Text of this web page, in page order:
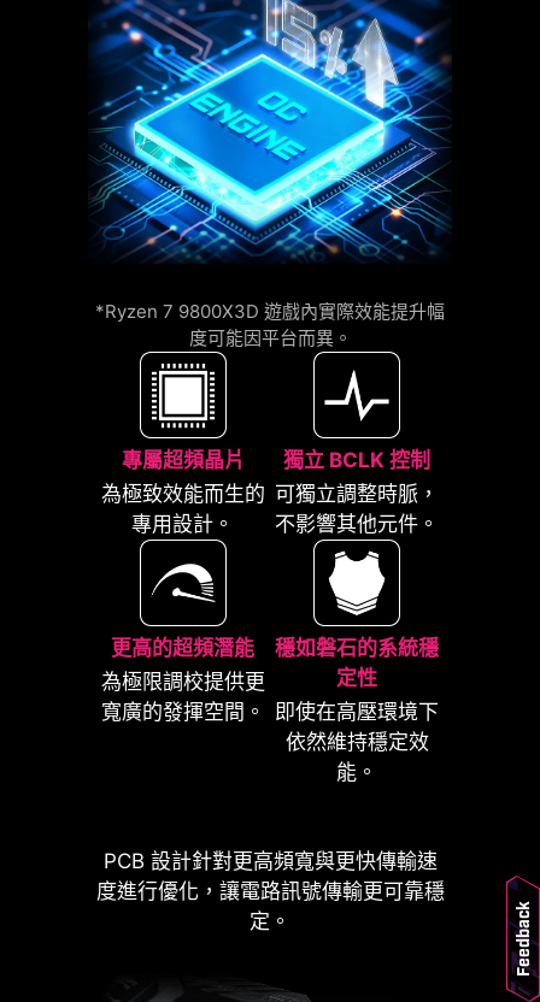
Feedback
*Ryzen 7 9800X3D 遊戲內實際效能提升幅
度可能因平台而異。
專屬超頻晶片
為極致效能而生的
專用設計。
獨立 BCLK 控制
可獨立調整時脈，
不影響其他元件。
更高的超頻潛能
為極限調校提供更
寬廣的發揮空間。
穩如磐石的系統穩
定性
即使在高壓環境下
依然維持穩定效
能。
PCB 設計針對更高頻寬與更快傳輸速
度進行優化，讓電路訊號傳輸更可靠穩
定。
更重要的是，Latency Killer 擁有高度相
容性，支援多種記憶體超頻功能，包括
Memory Try It!!、EXPO、A-XMP 以及
高效能模式（High-Efficiency Mode）
等，讓玩家輕鬆追求極致效能與穩定
性。
12% MEMORY
LATENCY REDUCTION
1.2.0.2b.
加上額外一層海綿和防銹不銹鋼IO 保
護蓋，減少靜電和系統的電磁輻射噪
音，與傳統IO 保護蓋相較， 更耐用。
* The image above is an illustrative
reference. Please refer to specification
pages for more details.
MSI 主機板內建過電流保護 (OCP) 優
先考慮安全性，確保 USB 連接埠、
DDR 記憶體、PWM IC 和 CPU 等關
損壞或故障的風險，從而促進系統的長
期穩定性。讓 MSI 玩家使用的更安
心。